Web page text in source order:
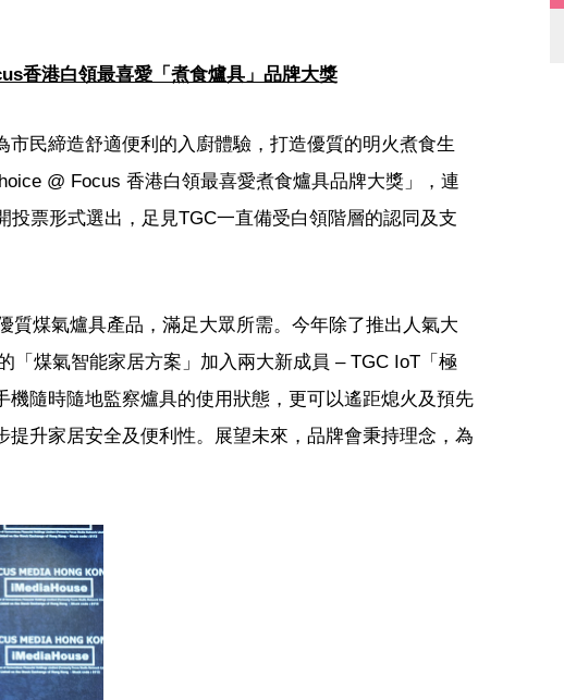
香港白領最喜愛「煮食爐具」品牌大獎
民締造舒適便利的入廚體驗，打造優質的明火煮食生
@ Focus 香港白領最喜愛煮食爐具品牌大獎」，連
票形式選出，足見TGC一直備受白領階層的認同及支
質煤氣爐具產品，滿足大眾所需。今年除了推出人氣大
「煤氣智能家居方案」加入兩大新成員 – TGC IoT「極
隨時隨地監察爐具的使用狀態，更可以遙距熄火及預先
升家居安全及便利性。展望未來，品牌會秉持理念，為